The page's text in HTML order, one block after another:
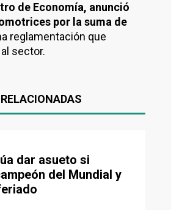
de Economía, anunció
por la suma de
reglamentación que
sector.
dar asueto si
del Mundial y